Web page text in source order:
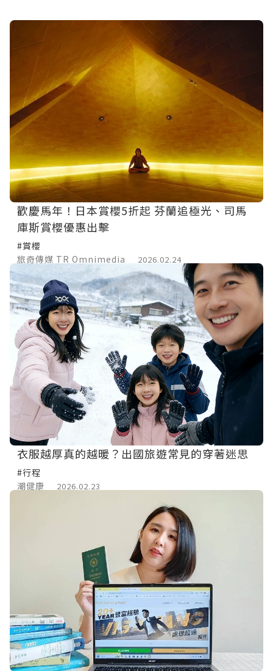
歡慶馬年！日本賞櫻5折起 芬蘭追極光、司馬
庫斯賞櫻優惠出擊
#賞櫻
旅奇傳媒 TR Omnimedia
2026.02.24
衣服越厚真的越暖？出國旅遊常見的穿著迷思
#行程
潮健康
2026.02.23